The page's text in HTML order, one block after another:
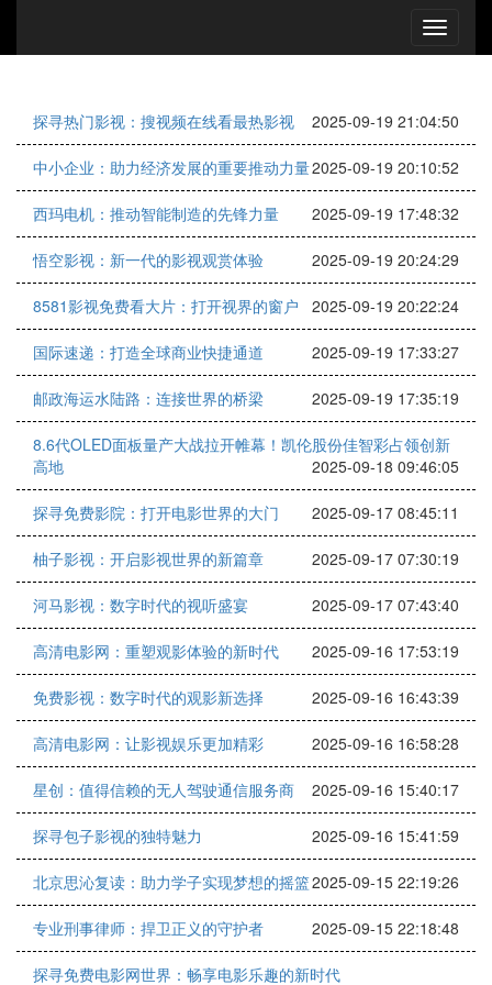
探寻热门影视：搜视频在线看最热影视 2025-09-19 21:04:50
中小企业：助力经济发展的重要推动力量2025-09-19 20:10:52
西玛电机：推动智能制造的先锋力量 2025-09-19 17:48:32
悟空影视：新一代的影视观赏体验 2025-09-19 20:24:29
8581影视免费看大片：打开视界的窗户 2025-09-19 20:22:24
国际速递：打造全球商业快捷通道 2025-09-19 17:33:27
邮政海运水陆路：连接世界的桥梁 2025-09-19 17:35:19
8.6代OLED面板量产大战拉开帷幕！凯伦股份佳智彩占领创新
高地
2025-09-18 09:46:05
探寻免费影院：打开电影世界的大门 2025-09-17 08:45:11
柚子影视：开启影视世界的新篇章 2025-09-17 07:30:19
河马影视：数字时代的视听盛宴 2025-09-17 07:43:40
高清电影网：重塑观影体验的新时代 2025-09-16 17:53:19
免费影视：数字时代的观影新选择 2025-09-16 16:43:39
高清电影网：让影视娱乐更加精彩 2025-09-16 16:58:28
星创：值得信赖的无人驾驶通信服务商 2025-09-16 15:40:17
探寻包子影视的独特魅力 2025-09-16 15:41:59
北京思沁复读：助力学子实现梦想的摇篮2025-09-15 22:19:26
专业刑事律师：捍卫正义的守护者 2025-09-15 22:18:48
探寻免费电影网世界：畅享电影乐趣的新时代